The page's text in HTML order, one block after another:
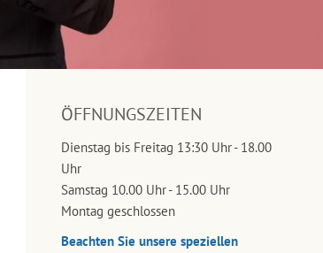
ÖFFNUNGSZEITEN
Dienstag bis Freitag 13:30 Uhr - 18.00
Uhr
Samstag 10.00 Uhr - 15.00 Uhr
Montag geschlossen
Beachten Sie unsere speziellen